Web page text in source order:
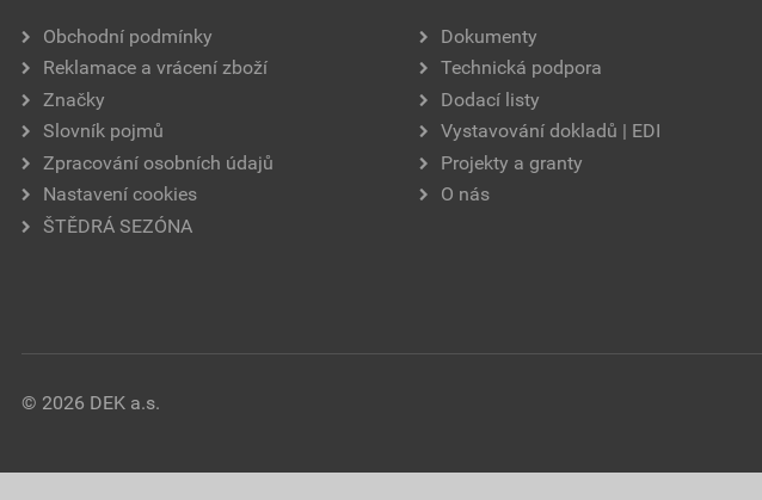
Obchodní podmínky
Reklamace a vrácení zboží
Značky
Slovník pojmů
Zpracování osobních údajů
Nastavení cookies
ŠTĚDRÁ SEZÓNA
Dokumenty
Technická podpora
Dodací listy
Vystavování dokladů | EDI
Projekty a granty
O nás
© 2026 DEK a.s.